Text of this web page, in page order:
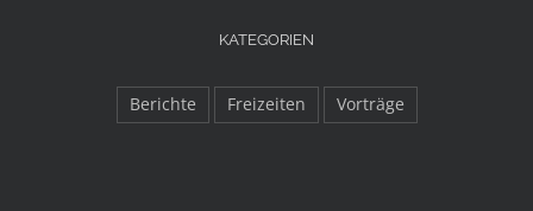
KATEGORIEN
Berichte Freizeiten Vorträge